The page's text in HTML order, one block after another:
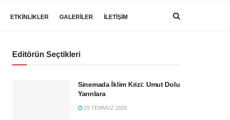
ETKİNLİKLER GALERİLER İLETİŞİM
Editörün Seçtikleri
Sinemada İklim Krizi: Umut Dolu
Yarınlara
29 TEMMUZ 2026